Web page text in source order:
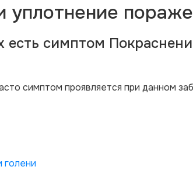
уплотнение
есть симптом
симптом проявляется при данном
голени